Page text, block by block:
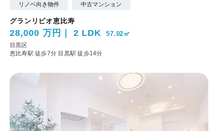
リノベ向き物件 中古マンション
グランリビオ恵比寿
28,000 万円 2 LDK 57.02㎡
目黒区
恵比寿駅 徒歩7分 目黒駅 徒歩14分